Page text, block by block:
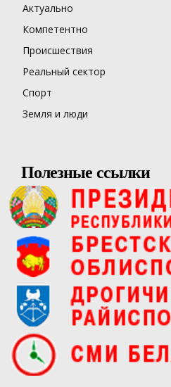
Актуально
Компетентно
Происшествия
Реальный сектор
Спорт
Земля и люди
Полезные ссылки